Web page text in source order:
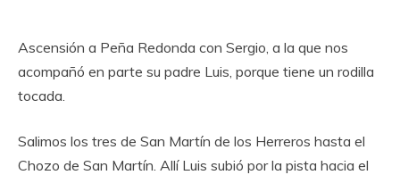
Ascensión a Peña Redonda con Sergio, a la que nos
acompañó en parte su padre Luis, porque tiene un rodilla
tocada.
Salimos los tres de San Martín de los Herreros hasta el
Chozo de San Martín. Allí Luis subió por la pista hacia el